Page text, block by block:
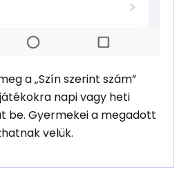
a „Szín szerint szám”
napi vagy heti
be. Gyermekei a megadott
velük.